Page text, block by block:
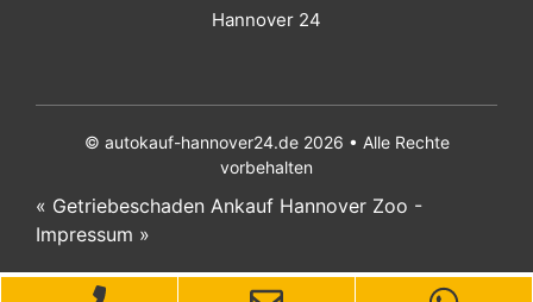
Hannover 24
© autokauf-hannover24.de 2026 • Alle Rechte
vorbehalten
« Getriebeschaden Ankauf Hannover Zoo -
Impressum »